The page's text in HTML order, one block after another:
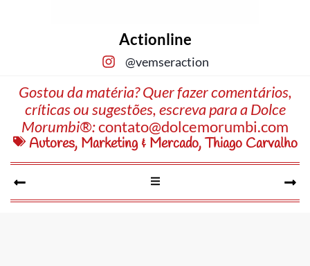
Actionline
@vemseraction
Gostou da matéria? Quer fazer comentários,
críticas ou sugestões, escreva para a Dolce
Morumbi®:contato@dolcemorumbi.com
Autores, Marketing & Mercado,Thiago Carvalho